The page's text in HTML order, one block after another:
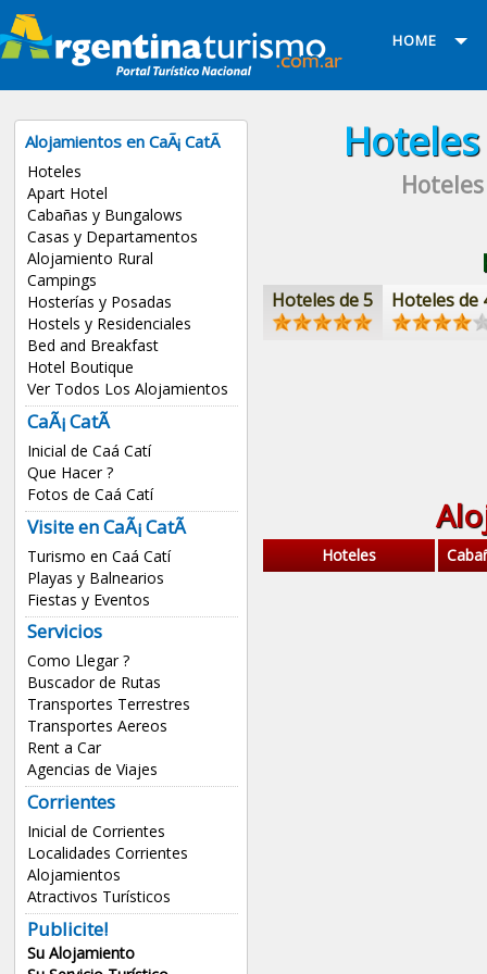
HOME
Alojamientos en CaÃ¡ CatÃ­
Hoteles
Apart Hotel
Cabañas y Bungalows
Casas y Departamentos
Alojamiento Rural
Campings
Hosterías y Posadas
Hostels y Residenciales
Bed and Breakfast
Hotel Boutique
Ver Todos Los Alojamientos
CaÃ¡ CatÃ­
Inicial de Caá Catí
Que Hacer ?
Fotos de Caá Catí
Visite en CaÃ¡ CatÃ­
Turismo en Caá Catí
Playas y Balnearios
Fiestas y Eventos
Servicios
Como Llegar ?
Buscador de Rutas
Transportes Terrestres
Transportes Aereos
Rent a Car
Agencias de Viajes
Corrientes
Inicial de Corrientes
Localidades Corrientes
Alojamientos
Atractivos Turísticos
Publicite!
Su Alojamiento
Hoteles
Hoteles de 5 Hoteles de
Hoteles